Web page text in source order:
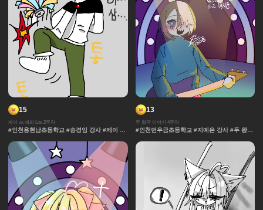
15
제이 vs 세라 Lite 2주차
#인천용현남초등학교 #송경임 강사 #제이 vs
#컷만화 #데포르메 #훈련 #보석 #창작 디자
인 #체육 #제이 #대결 #댄스
13
두 왕국 이야기 4주차
#인천먼우금초등학교 #지예은 강사 #두 왕국
물 #보석 #채색기법 #왕국